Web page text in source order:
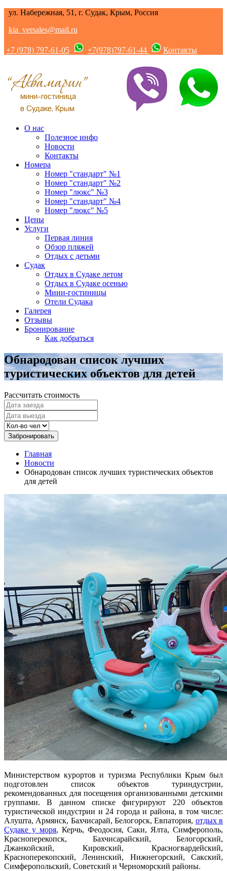
ул. Набережная, 51, г. Судак, Крым, Россия
kia_versales@mail.ru
+7 (978) 797-61-05 +7(978)797-61-44 Контакты
О нас
Полезное инфо
Новости
Контакты
Номера
Номер "стандарт" №1
Номер "стандарт" №2
Номер "люкс" №3
Номер "стандарт" №4
Номер "люкс" №5
Цены
Услуги
Первая линия
Обзор пляжей
Отдых с детьми
Судак
Отдых в Судаке летом
Отдых в Судаке осенью
Мини-гостиницы
Отели Судака
Галерея
Отзывы
Бронирование
Как добраться
Обнародован список лучших
туристических объектов для детей
Рассчитать стоимость
Забронировать
Главная
Новости
Обнародован список лучших туристических объектов
для детей
Министерством курортов и туризма Республики Крым был
подготовлен список объектов туриндустрии,
рекомендованных для посещения организованными детскими
группами. В данном списке фигурируют 220 объектов
туристической индустрии и 24 города и района, в том числе:
Алушта, Армянск, Бахчисарай, Белогорск, Евпатория, отдых в
Судаке у моря, Керчь, Феодосия, Саки, Ялта, Симферополь,
Красноперекопск, Бахчисарайский, Белогорский,
Джанкойский, Кировский, Красногвардейский,
Красноперекопский, Ленинский, Нижнегорский, Сакский,
Симферопольский, Советский и Черноморский районы.